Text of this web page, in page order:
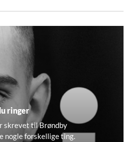
ringer
skrevet til Brøndby
nogle forskellige ting.